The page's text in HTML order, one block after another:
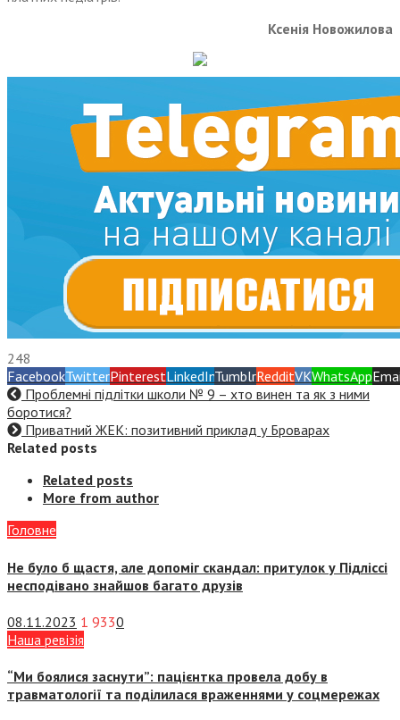
Ксенія Новожилова
248
FacebookTwitterPinterestLinkedInTumblrRedditVKWhatsApp
Проблемні підлітки школи № 9 – хто винен та як з ними
боротися?
Приватний ЖЕК: позитивний приклад у Броварах
Related posts
Related posts
More from author
Головне
Не було б щастя, але допоміг скандал: притулок у Підліссі
несподівано знайшов багато друзів
08.11.2023 1 9330
Наша ревізія
“Ми боялися заснути”: пацієнтка провела добу в
травматології та поділилася враженнями у соцмережах